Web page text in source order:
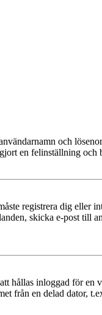
och
en felinställning och
registrera dig
skicka e-post till
hållas inloggad för
från en delad dator,